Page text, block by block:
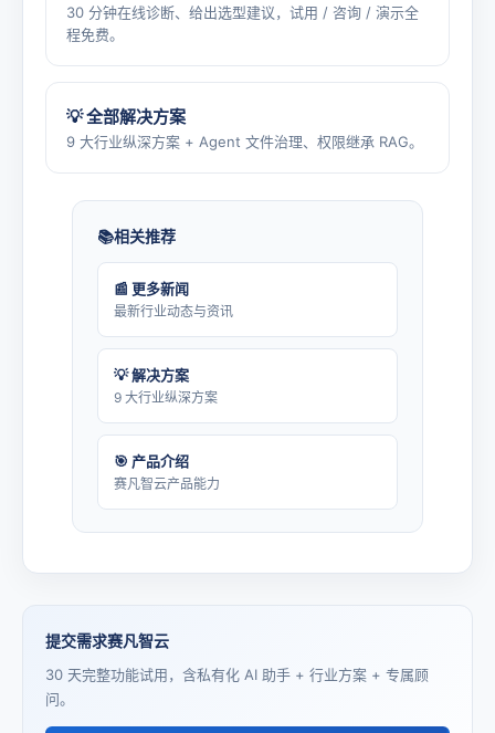
30 分钟在线诊断、给出选型建议，试用 / 咨询 / 演示全
程免费。
💡 全部解决方案
9 大行业纵深方案 + Agent 文件治理、权限继承 RAG。
相关推荐
📰 更多新闻
最新行业动态与资讯
💡 解决方案
9 大行业纵深方案
🎯 产品介绍
赛凡智云产品能力
提交需求赛凡智云
30 天完整功能试用，含私有化 AI 助手 + 行业方案 + 专属顾
问。